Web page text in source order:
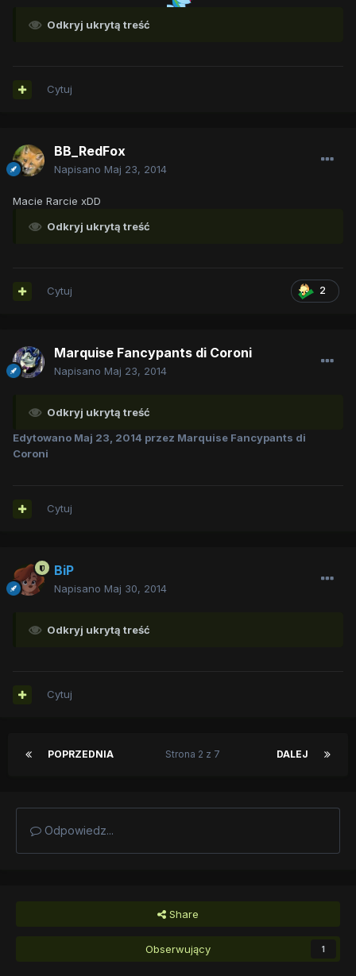
Odkryj ukrytą treść
Cytuj
BB_RedFox
Napisano Maj 23, 2014
Macie Rarcie xDD
Odkryj ukrytą treść
2
Cytuj
Marquise Fancypants di Coroni
Napisano Maj 23, 2014
Odkryj ukrytą treść
Edytowano Maj 23, 2014 przez Marquise Fancypants di
Coroni
Cytuj
BiP
Napisano Maj 30, 2014
Odkryj ukrytą treść
Cytuj
POPRZEDNIA DALEJ
Strona 2 z 7
Odpowiedz...
Share
Obserwujący 1